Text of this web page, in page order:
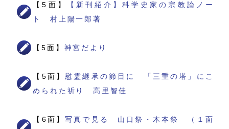
【5面】
【新刊紹介】科学史家の宗教論ノー
ト 村上陽一郎著
【5面】 神宮だより
【5面】慰霊継承の節目に 「三重の塔」にこ
められた祈り 高里智佳
【6面】写真で見る 山口祭・木本祭 （１面